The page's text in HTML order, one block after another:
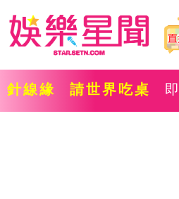
針線緣 請世界吃桌